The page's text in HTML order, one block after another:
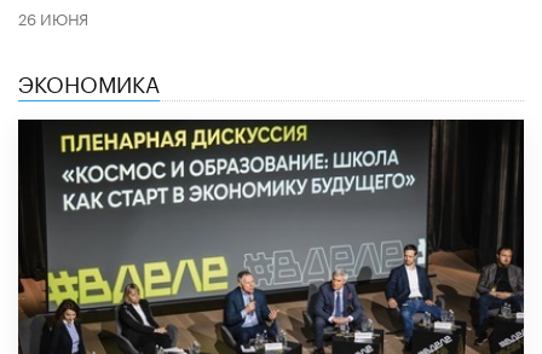
26 ИЮНЯ
ЭКОНОМИКА